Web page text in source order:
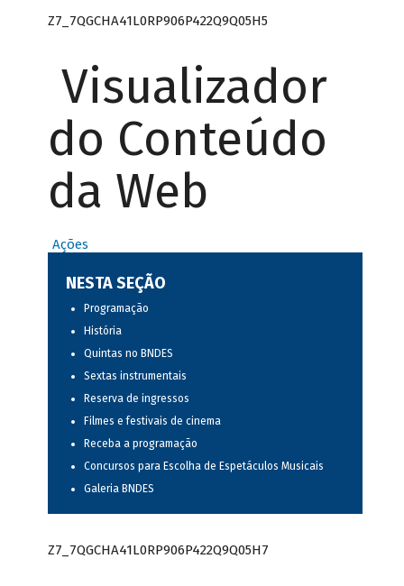
Z7_7QGCHA41L0RP906P422Q9Q05H5
Visualizador
do Conteúdo
da Web
Ações
NESTA SEÇÃO
Programação
História
Quintas no BNDES
Sextas instrumentais
Reserva de ingressos
Filmes e festivais de cinema
Receba a programação
Concursos para Escolha de Espetáculos Musicais
Galeria BNDES
Z7_7QGCHA41L0RP906P422Q9Q05H7